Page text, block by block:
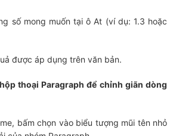
số mong muốn tại ô At (ví dụ: 1.3 hoặc
được áp dụng trên văn bản.
thoại Paragraph để chỉnh giãn dòng
bấm chọn vào biểu tượng mũi tên nhỏ